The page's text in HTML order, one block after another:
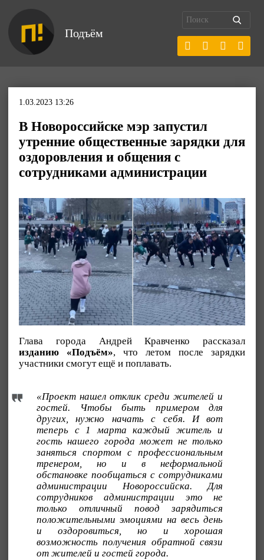
Подъём
1.03.2023 13:26
В Новороссийске мэр запустил
утренние общественные зарядки для
оздоровления и общения с
сотрудниками администрации
Глава города Андрей Кравченко рассказал
изданию «Подъём», что летом после зарядки
участники смогут ещё и поплавать.
«Проект нашел отклик среди жителей и
гостей. Чтобы быть примером для
других, нужно начать с себя. И вот
теперь с 1 марта каждый житель и
гость нашего города может не только
заняться спортом с профессиональным
тренером, но и в неформальной
обстановке пообщаться с сотрудниками
администрации Новороссийска. Для
сотрудников администрации это не
только отличный повод зарядиться
положительными эмоциями на весь день
и оздоровиться, но и хорошая
возможность получения обратной связи
от жителей и гостей города.